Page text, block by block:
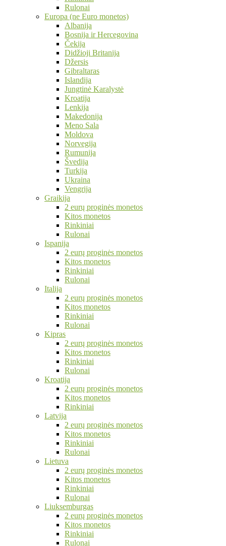
Rulonai
Europa (ne Euro monetos)
Albanija
Bosnija ir Hercegovina
Čekija
Didžioji Britanija
Džersis
Gibraltaras
Islandija
Jungtinė Karalystė
Kroatija
Lenkija
Makedonija
Meno Sala
Moldova
Norvegija
Rumunija
Švedija
Turkija
Ukraina
Vengrija
Graikija
2 eurų proginės monetos
Kitos monetos
Rinkiniai
Rulonai
Ispanija
2 eurų proginės monetos
Kitos monetos
Rinkiniai
Rulonai
Italija
2 eurų proginės monetos
Kitos monetos
Rinkiniai
Rulonai
Kipras
2 eurų proginės monetos
Kitos monetos
Rinkiniai
Rulonai
Kroatija
2 eurų proginės monetos
Kitos monetos
Rinkiniai
Latvija
2 eurų proginės monetos
Kitos monetos
Rinkiniai
Rulonai
Lietuva
2 eurų proginės monetos
Kitos monetos
Rinkiniai
Rulonai
Liuksemburgas
2 eurų proginės monetos
Kitos monetos
Rinkiniai
Rulonai